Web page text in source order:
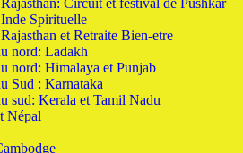
Rajasthan: Circuit et festival de Pushkar
Inde Spirituelle
Rajasthan et Retraite Bien-etre
nord: Ladakh
nord: Himalaya et Punjab
Sud : Karnataka
sud: Kerala et Tamil Nadu
Népal